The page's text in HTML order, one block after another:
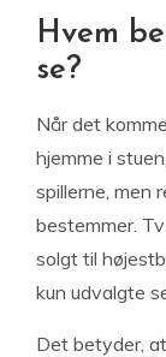
Hvem
se?
Når det
hjemme i
spillerne, men
bestemmer.
solgt til
kun udvalgte
Det betyder,